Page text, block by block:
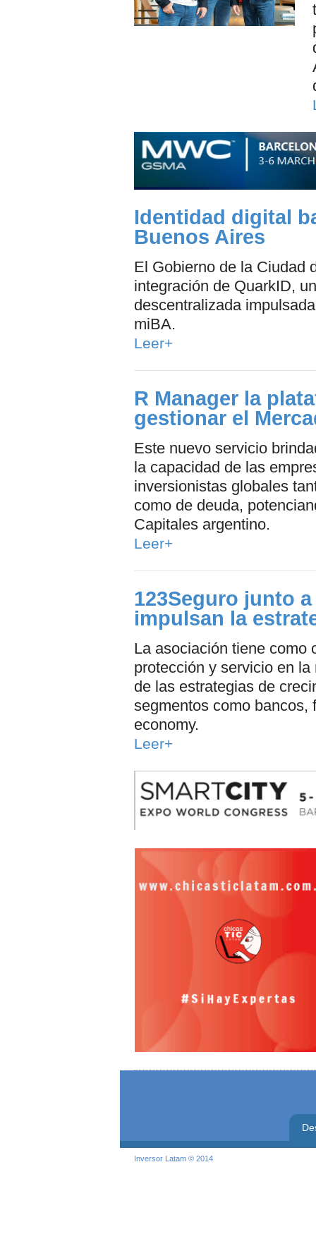
Identidad digital
Buenos Aires
El Gobierno de la Ciudad
integración de QuarkID,
descentralizada
miBA.
Leer+
R Manager la
gestionar el
Este nuevo servicio
la capacidad de las
inversionistas globales
como de deuda,
Capitales argentino.
Leer+
123Seguro junto
impulsan la
La asociación tiene como
protección y servicio en
de las estrategias de
segmentos como bancos,
economy.
Leer+
Inversor Latam © 2014